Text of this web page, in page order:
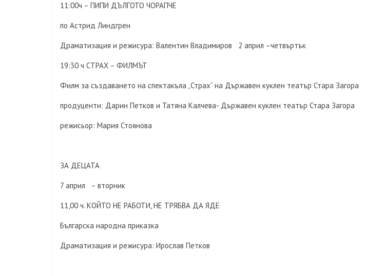
11:00ч – ПИПИ ДЪЛГОТО ЧОРАПЧЕ
по Астрид Линдгрен
Драматизация и режисура: Валентин Владимиров 2 април –четвъртък
19:30 ч СТРАХ – ФИЛМЪТ
Филм за създаването на спектакъла „Страх“ на Държавен куклен театър Стара Загора
продуценти: Дарин Петков и Татяна Калчева- Държавен куклен театър Стара Загора
режисьор: Мария Стоянова
ЗА ДЕЦАТА
7 април – вторник
11,00 ч. КОЙТО НЕ РАБОТИ, НЕ ТРЯБВА ДА ЯДЕ
Българска народна приказка
Драматизация и режисура: Ирослав Петков